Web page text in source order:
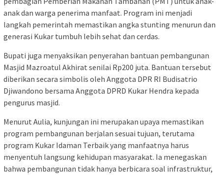
anak dan warga penerima manfaat. Program ini menjadi
langkah pemerintah memastikan angka stunting menurun dan
generasi Kukar tumbuh lebih sehat dan cerdas.
Bupati juga menyaksikan penyerahan bantuan pembangunan
Masjid Mazroatul Akhirat senilai Rp200 juta. Bantuan tersebut
diberikan secara simbolis oleh Anggota DPR RI Budisatrio
Djiwandono bersama Anggota DPRD Kukar Hendra kepada
pengurus masjid.
Menurut Aulia, kunjungan ini merupakan upaya memastikan
program pembangunan berjalan sesuai tujuan, terutama
program Kukar Idaman Terbaik yang manfaatnya harus
menyentuh langsung kehidupan masyarakat. Ia menegaskan
bahwa pembangunan tidak hanya berbicara soal infrastruktur,